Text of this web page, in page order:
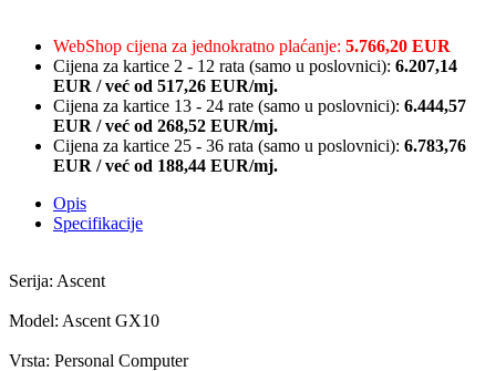
128GB/1TB
SSD/
quantity
WebShop cijena za jednokratno plaćanje: 5.766,20 EUR
Cijena za kartice 2 - 12 rata (samo u poslovnici): 6.207,14
EUR /već od 517,26 EUR/mj.
Cijena za kartice 13 - 24 rate (samo u poslovnici): 6.444,57
EUR /već od 268,52 EUR/mj.
Cijena za kartice 25 - 36 rata (samo u poslovnici): 6.783,76
EUR /već od 188,44 EUR/mj.
Opis
Specifikacije
Serija: Ascent
Model: Ascent GX10
Vrsta: Personal Computer